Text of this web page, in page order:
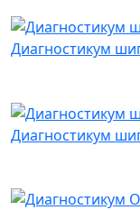
Диагностикум
Диагностикум